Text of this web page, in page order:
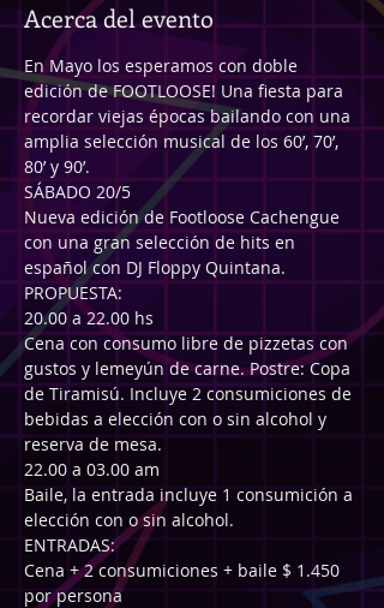
Acerca del evento
En Mayo los esperamos con doble
edición de FOOTLOOSE! Una fiesta para
recordar viejas épocas bailando con una
amplia selección musical de los 60’, 70’,
80’ y 90’.
SÁBADO 20/5
Nueva edición de Footloose Cachengue
con una gran selección de hits en
español con DJ Floppy Quintana.
PROPUESTA:
20.00 a 22.00 hs
Cena con consumo libre de pizzetas con
gustos y lemeyún de carne. Postre: Copa
de Tiramisú. Incluye 2 consumiciones de
bebidas a elección con o sin alcohol y
reserva de mesa.
22.00 a 03.00 am
Baile, la entrada incluye 1 consumición a
elección con o sin alcohol.
ENTRADAS:
Cena + 2 consumiciones + baile $ 1.450
por persona